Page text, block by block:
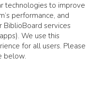
technologies to improve
performance, and
BiblioBoard services
We use this
for all users. Please
below.